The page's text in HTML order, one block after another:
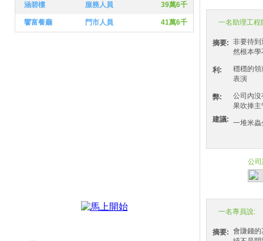
涵碧樓 服務人員 39萬6千
饗富餐廳 門市人員 41萬6千 一名助理工程
摘要: 非要待到
然根本學
利:
穩穩的領
表演
弊:
公司內沒
果吹捧主
建議: 一堆米蟲
公
一名專員說:
摘要: 會賺錢的